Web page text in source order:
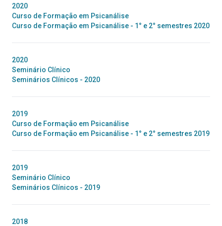
2020
Curso de Formação em Psicanálise
Curso de Formação em Psicanálise - 1° e 2° semestres 2020
2020
Seminário Clínico
Seminários Clínicos - 2020
2019
Curso de Formação em Psicanálise
Curso de Formação em Psicanálise - 1° e 2° semestres 2019
2019
Seminário Clínico
Seminários Clínicos - 2019
2018